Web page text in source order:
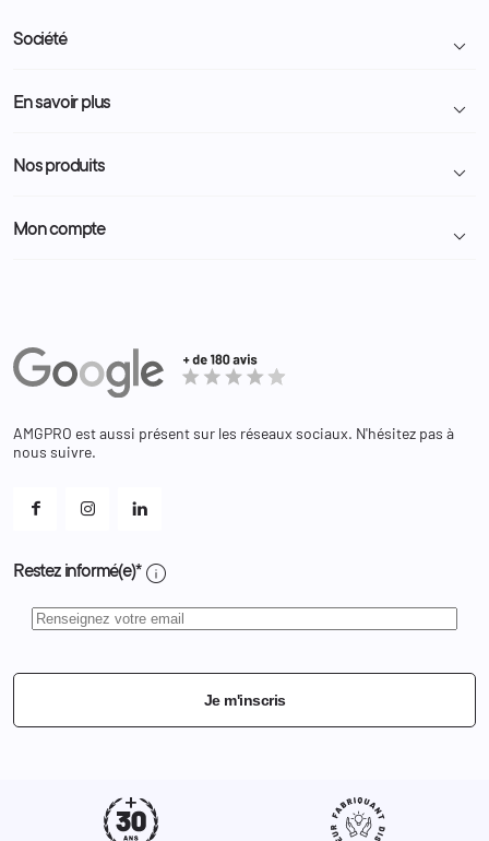
Société 
Livraison et retour colis
Demande de devis
Nous contacter
En savoir plus 
Programme Fidélité
Administration
Nos produits 
Police Municipale | ASVP
Equipements
Bagagerie
Mon compte 
Adresses
Bons de réduction
Et les cookies ?
AMGPRO est aussi présent sur les réseaux sociaux. N'hésitez pas à
nous suivre.
Restez informé(e)* info
Je m'inscris